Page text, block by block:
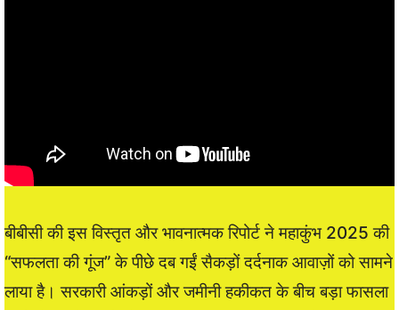
बीबीसी की इस विस्तृत और भावनात्मक रिपोर्ट ने महाकुंभ 2025 की
“सफलता की गूंज” के पीछे दब गईं सैकड़ों दर्दनाक आवाज़ों को सामने
लाया है। सरकारी आंकड़ों और जमीनी हकीकत के बीच बड़ा फासला